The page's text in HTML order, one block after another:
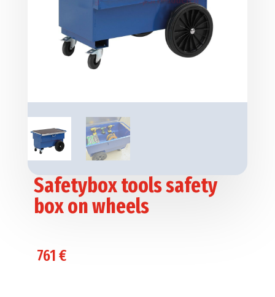
Safetybox tools safety
box on wheels
761€